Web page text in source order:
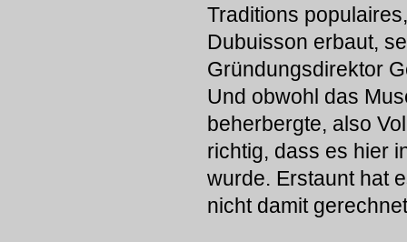
Traditions
Dubuisson erbaut,
Gründungsdirektor
Und obwohl das
beherbergte, also
richtig, dass es hier
wurde. Erstaunt hat
nicht damit